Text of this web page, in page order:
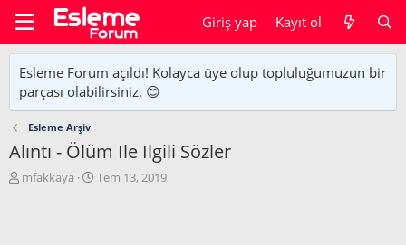
Giriş yap Kayıt ol
Esleme Forum açıldı! Kolayca üye olup topluluğumuzun bir
parçası olabilirsiniz. 😊
Esleme Arşiv
Alıntı - Ölüm Ile Ilgili Sözler
K
mfakkaya
B
Tem 13, 2019